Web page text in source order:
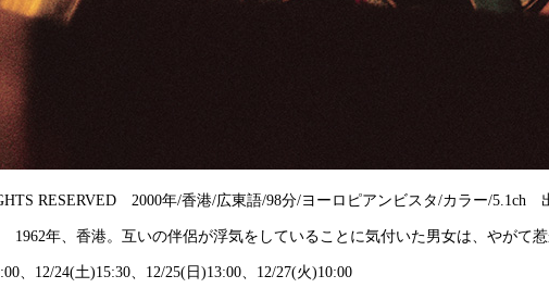
RESERVED 2000年/香港/広東語/98分/ヨーロピアンビスタ/カラー/5.1ch
年、香港。互いの伴侶が浮気をしていることに気付いた男女は、やが
、12/24(土)15:30、12/25(日)13:00、12/27(火)10:00